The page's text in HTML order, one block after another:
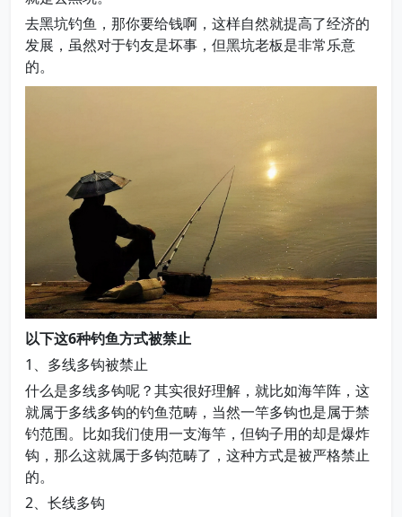
去黑坑钓鱼，那你要给钱啊，这样自然就提高了经济的
发展，虽然对于钓友是坏事，但黑坑老板是非常乐意
的。
以下这6种钓鱼方式被禁止
1、多线多钩被禁止
什么是多线多钩呢？其实很好理解，就比如海竿阵，这
就属于多线多钩的钓鱼范畴，当然一竿多钩也是属于禁
钓范围。比如我们使用一支海竿，但钩子用的却是爆炸
钩，那么这就属于多钩范畴了，这种方式是被严格禁止
的。
2、长线多钩